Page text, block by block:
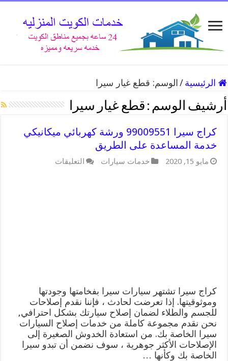
الرئيسية / الوسم: قطع غيار سيرا
أرشيف الوسم : قطع غيار سيرا
كراج سيرا 99009551 ورشة كهربائي ميكانيكي
خدمة المساعدة على الطريق
مايو 15, 2020 خدمات سيارات التعليقات
كراج سيرا تشتهر سيارات سيرا بفخامتها وجودتها
وموثوقيتها. إذا تعرضت لحادث ، فإننا نقدم إصلاحات
للجسم والطلاء لضمان إصلاح سيارتك بشكل احترافي,
نحن نقدم مجموعة كاملة من خدمات إصلاح السيارات
سيرا الخاصة بك. من استعادة الخدوش الصغيرة إلى
الإصلاحات الأكثر جوهرية ، سوف نضمن أن تبدو سيرا
الخاصة بك وكأنها …